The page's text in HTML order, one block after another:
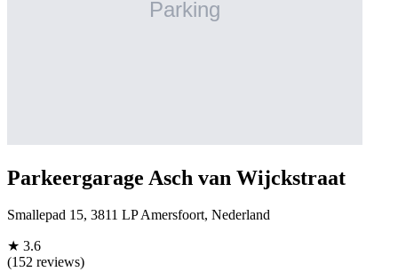
Parkeergarage Asch van Wijckstraat
Smallepad 15, 3811 LP Amersfoort, Nederland
★ 3.6
(152 reviews)